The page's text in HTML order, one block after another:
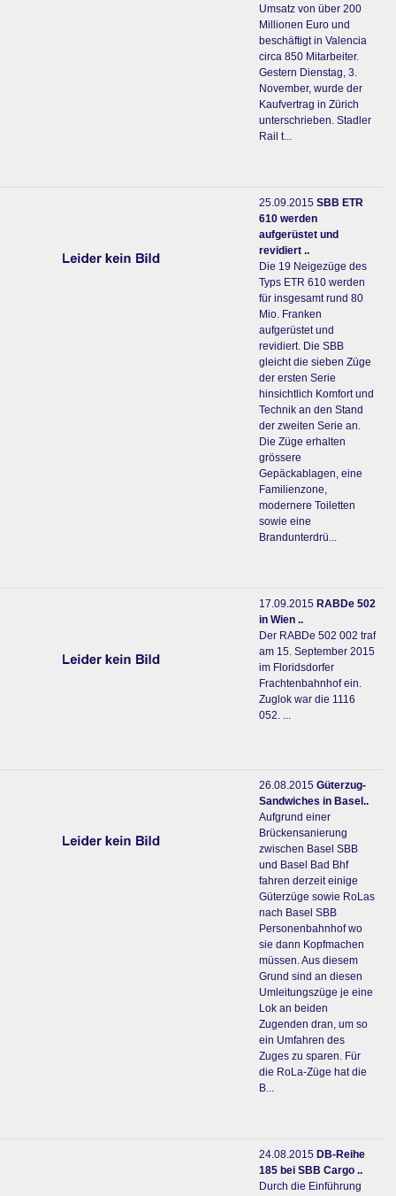
Umsatz von über 200
Millionen Euro und
beschäftigt in Valencia
circa 850 Mitarbeiter.
Gestern Dienstag, 3.
November, wurde der
Kaufvertrag in Zürich
unterschrieben. Stadler
Rail t...
25.09.2015 SBB ETR
610 werden
aufgerüstet und
revidiert ..
Die 19 Neigezüge des
Typs ETR 610 werden
für insgesamt rund 80
Mio. Franken
aufgerüstet und
revidiert. Die SBB
gleicht die sieben Züge
der ersten Serie
hinsichtlich Komfort und
Technik an den Stand
der zweiten Serie an.
Die Züge erhalten
grössere
Gepäckablagen, eine
Familienzone,
modernere Toiletten
sowie eine
Brandunterdrü...
17.09.2015 RABDe 502
in Wien ..
Der RABDe 502 002 traf
am 15. September 2015
im Floridsdorfer
Frachtenbahnhof ein.
Zuglok war die 1116
052. ...
26.08.2015 Güterzug-
Sandwiches in Basel..
Aufgrund einer
Brückensanierung
zwischen Basel SBB
und Basel Bad Bhf
fahren derzeit einige
Güterzüge sowie RoLas
nach Basel SBB
Personenbahnhof wo
sie dann Kopfmachen
müssen. Aus diesem
Grund sind an diesen
Umleitungszüge je eine
Lok an beiden
Zugenden dran, um so
ein Umfahren des
Zuges zu sparen. Für
die RoLa-Züge hat die
B...
24.08.2015 DB-Reihe
185 bei SBB Cargo ..
Durch die Einführung